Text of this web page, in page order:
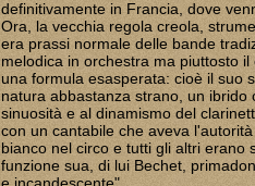
definitivamente in Francia, dove
Ora, la vecchia regola creola,
era prassi normale delle bande
melodica in orchestra ma piuttosto
una formula esasperata: cioè il suo
natura abbastanza strano, un
sinuosità e al dinamismo del
con un cantabile che aveva
bianco nel circo e tutti gli altri erano
funzione sua, di lui Bechet,